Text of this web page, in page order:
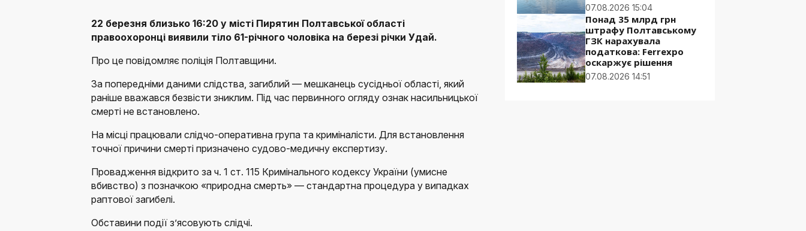
22 березня близько 16:20 у місті Пирятин Полтавської області
правоохоронці виявили тіло 61-річного чоловіка на березі річки Удай.
Про це повідомляє поліція Полтавщини.
За попередніми даними слідства, загиблий — мешканець сусідньої області, який
раніше вважався безвісти зниклим. Під час первинного огляду ознак насильницької
смерті не встановлено.
На місці працювали слідчо-оперативна група та криміналісти. Для встановлення
точної причини смерті призначено судово-медичну експертизу.
Провадження відкрито за ч. 1 ст. 115 Кримінального кодексу України (умисне
вбивство) з позначкою «природна смерть» — стандартна процедура у випадках
раптової загибелі.
Обставини події з’ясовують слідчі.
07.08.2026 15:04
Понад 35 млрд грн
штрафу Полтавському
ГЗК нарахувала
податкова: Ferrexpo
оскаржує рішення
07.08.2026 14:51